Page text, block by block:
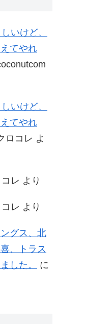
いけど、
てやれ
いけど、
てやれ
ロコレ よ
レ より
レ より
グス、北
、トラス
した。
に